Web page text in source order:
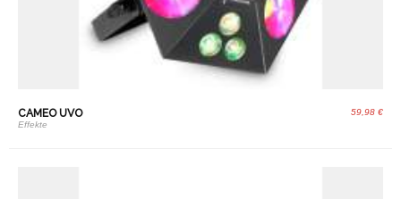
59,98 €
CAMEO UVO
Effekte